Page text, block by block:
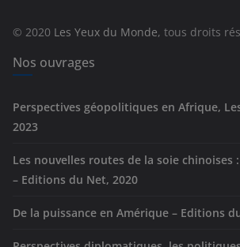
e
s
© 2020 Les Yeux du Monde, tous droits
Nos ouvrages
Perspectives géopolitiques en Afrique,
2023
Les nouvelles routes de la soie chinoises
– Editions du Net, 2020
De la puissance en Amérique – Editions